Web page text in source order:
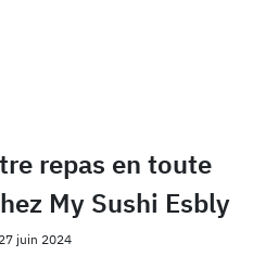
repas en toute
My Sushi Esbly
27 juin 2024